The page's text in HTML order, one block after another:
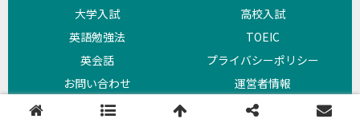
大学入試
高校入試
英語勉強法
TOEIC
英会話
プライバシーポリシー
お問い合わせ
運営者情報
Copyright © 2018 よびめも All Rights Reserved.